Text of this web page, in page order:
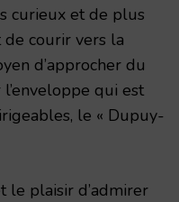
curieux et de plus
courir vers la
d’approcher du
qui est
le « Dupuy-
le plaisir d’admirer